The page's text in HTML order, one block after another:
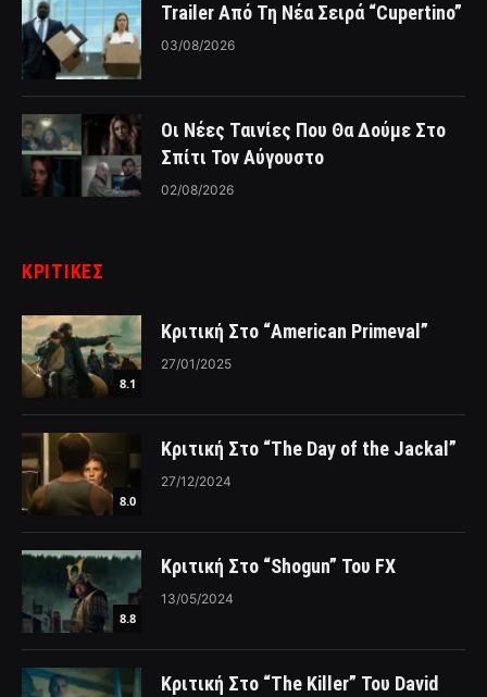
Trailer Από Τη Νέα Σειρά “Cupertino”
03/08/2026
Οι Νέες Ταινίες Που Θα Δούμε Στο
Σπίτι Τον Αύγουστο
02/08/2026
ΚΡΙΤΙΚΈΣ
8.1
Κριτική Στο “American Primeval”
27/01/2025
8.0
Κριτική Στο “The Day of the Jackal”
27/12/2024
8.8
Κριτική Στο “Shogun” Του FX
13/05/2024
Κριτική Στο “The Killer” Του David